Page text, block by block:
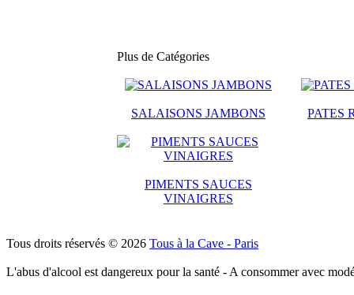
Plus de Catégories
SALAISONS JAMBONS PATES
PIMENTS SAUCES
VINAIGRES
Tous droits réservés © 2026 Tous à la Cave - Paris
L'abus d'alcool est dangereux pour la santé - A consommer avec